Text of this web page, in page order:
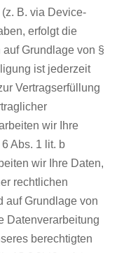
B. via Device-
erfolgt die
Grundlage von §
ist jederzeit
Vertragserfüllung
wir Ihre
Abs. 1 lit. b
wir Ihre Daten,
rechtlichen
auf Grundlage von
Datenverarbeitung
berechtigten